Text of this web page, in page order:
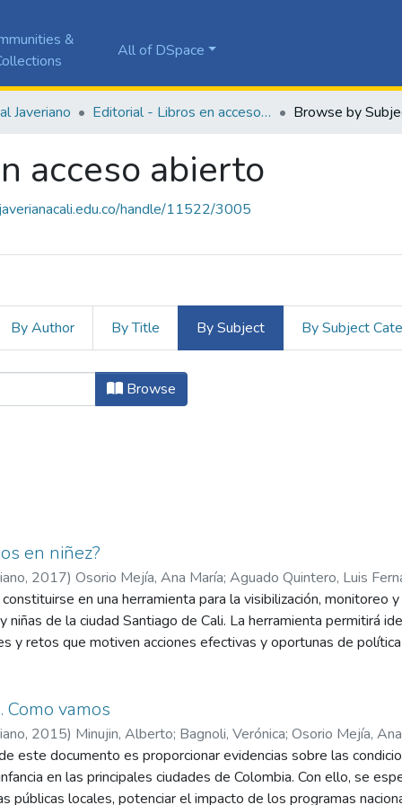
&
All of DSpace
Javeriano Editorial - Libros en acceso abierto Browse by
acceso abierto
handle/11522/3005
By Author By Title By Subject By Subject
acceso abierto by Subject
Browse
en niñez?
, 2017) Osorio Mejía, Ana María; Aguado Quintero, Luis
en una herramienta para la visibilización, monitoreo
niñas de la ciudad Santiago de Cali. La herramienta permitirá
y retos que motiven acciones efectivas y oportunas de
Como vamos
, 2015) Minujin, Alberto; Bagnoli, Verónica; Osorio Mejía,
este documento es proporcionar evidencias sobre las
en las principales ciudades de Colombia. Con ello, se
públicas locales, potenciar el impacto de los programas